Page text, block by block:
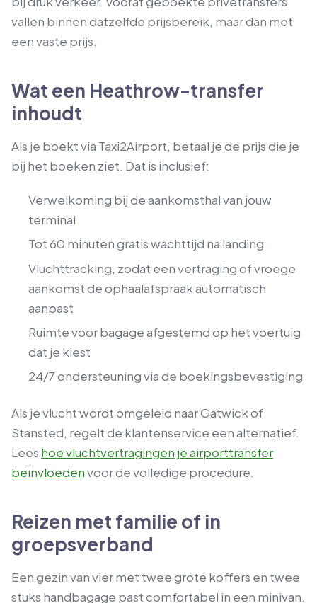
vallen binnen datzelfde prijsbereik, maar dan met
een vaste prijs.
Wat een Heathrow-transfer
inhoudt
Als je boekt via Taxi2Airport, betaal je de prijs die je
bij het boeken ziet. Dat is inclusief:
Verwelkoming bij de aankomsthal van jouw
terminal
Tot 60 minuten gratis wachttijd na landing
Vluchttracking, zodat een vertraging of vroege
aankomst de ophaalafspraak automatisch
aanpast
Ruimte voor bagage afgestemd op het voertuig
dat je kiest
24/7 ondersteuning via de boekingsbevestiging
Als je vlucht wordt omgeleid naar Gatwick of
Stansted, regelt de klantenservice een alternatief.
Lees hoe vluchtvertragingen je airporttransfer
beïnvloedenvoor de volledige procedure.
Reizen met familie of in
groepsverband
Een gezin van vier met twee grote koffers en twee
stuks handbagage past comfortabel in een minivan.